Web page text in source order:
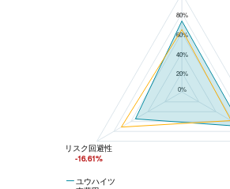
80%
60%
40%
20%
0%
ユウハイツ
リスク回避性
-16.61%